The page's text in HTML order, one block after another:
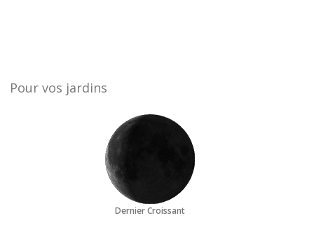
Pour vos jardins
Dernier Croissant